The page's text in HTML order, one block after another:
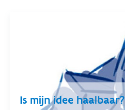
Is mijn idee haalbaar?